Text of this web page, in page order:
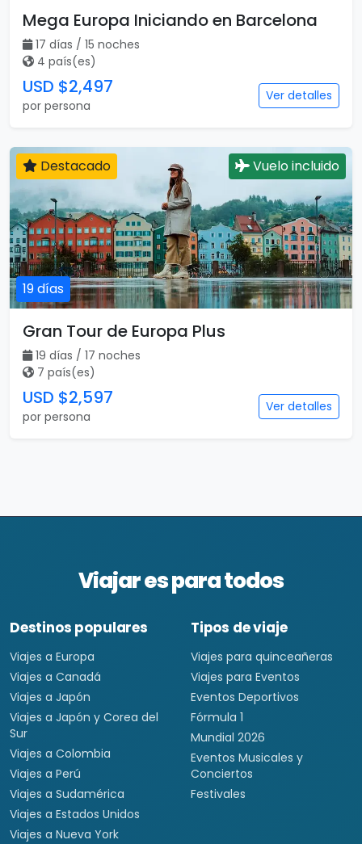
Mega Europa Iniciando en Barcelona
17 días / 15 noches
4 país(es)
USD $2,497
por persona
Ver detalles
19 días
Destacado Vuelo incluido
Gran Tour de Europa Plus
19 días / 17 noches
7 país(es)
USD $2,597
por persona
Ver detalles
Viajar es para todos
Destinos populares
Viajes a Europa
Viajes a Canadá
Viajes a Japón
Viajes a Japón y Corea del
Sur
Viajes a Colombia
Viajes a Perú
Viajes a Sudamérica
Viajes a Estados Unidos
Viajes a Nueva York
Tipos de viaje
Viajes para quinceañeras
Viajes para Eventos
Eventos Deportivos
Fórmula 1
Mundial 2026
Eventos Musicales y
Conciertos
Festivales